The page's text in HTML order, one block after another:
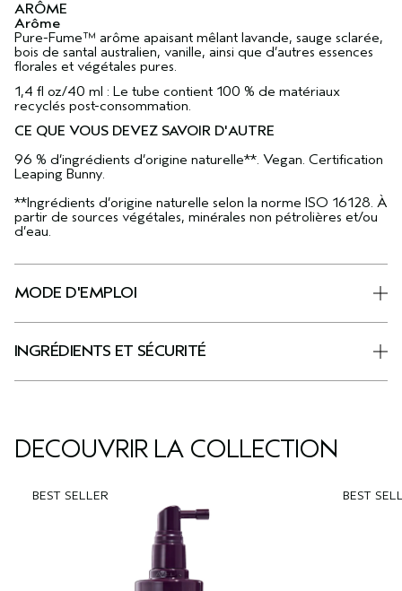
ARÔME
Arôme
Pure-Fume™ arôme apaisant mêlant lavande, sauge sclarée,
bois de santal australien, vanille, ainsi que d’autres essences
florales et végétales pures.
1,4 fl oz/40 ml : Le tube contient 100 % de matériaux
recyclés post-consommation.
CE QUE VOUS DEVEZ SAVOIR D'AUTRE
96 % d’ingrédients d’origine naturelle**. Vegan. Certification
Leaping Bunny.
**Ingrédients d’origine naturelle selon la norme ISO 16128. À
partir de sources végétales, minérales non pétrolières et/ou
d’eau.
MODE D'EMPLOI
INGRÉDIENTS ET SÉCURITÉ
DÉCOUVRIR LA COLLECTION
BEST SELLER BEST